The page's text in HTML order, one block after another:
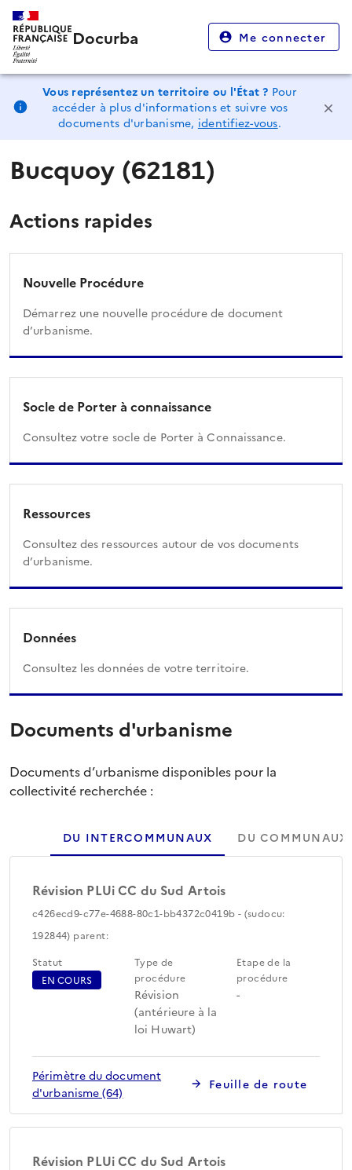
Docurba Me connecter
Vous représentez un territoire ou l'État ? Pour
accéder à plus d'informations et suivre vos
documents d'urbanisme, identifiez-vous.
Bucquoy (62181)
Actions rapides
Nouvelle Procédure
Démarrez une nouvelle procédure de document
d’urbanisme.
Socle de Porter à connaissance
Consultez votre socle de Porter à Connaissance.
Ressources
Consultez des ressources autour de vos documents
d’urbanisme.
Données
Consultez les données de votre territoire.
Documents d'urbanisme
Documents d’urbanisme disponibles pour la
collectivité recherchée :
DU INTERCOMMUNAUX DU COMMUNAUX
Révision PLUi CC du Sud Artois
c426ecd9-c77e-4688-80c1-bb4372c0419b - (sudocu:
192844) parent:
Statut
EN COURS
Type de
procédure
Révision
(antérieure à la
loi Huwart)
Etape de la
procédure
-
Périmètre du document
d'urbanisme (64)
Feuille de route
Révision PLUi CC du Sud Artois